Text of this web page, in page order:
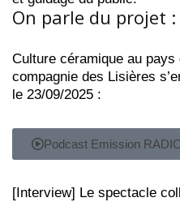
On parle du projet :
Culture céramique au
compagnie des Lisières
le 23/09/2025 :
Podcast Emission
[Interview] Le spectacle